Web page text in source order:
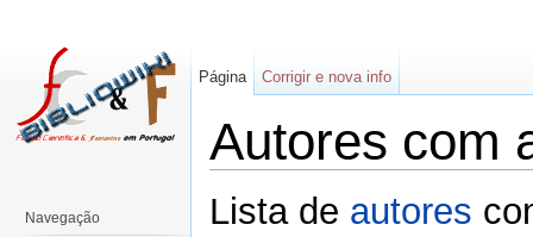
Autores com
Lista de autores
Página Corrigir e nova info
Navegação